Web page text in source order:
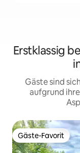
Erstklassig
Gäste sind
aufgrund
Gäste-Favorit
Gäste-Favorit